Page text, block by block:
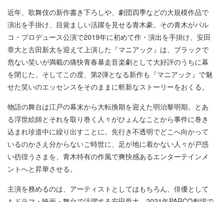
近年、歌舞伎の新作書き下ろしや、劇団四季などの大規模作品で
演出を手掛け、目覚ましい活躍を見せる青木豪。その青木がパル
コ・プロデュース公演で2019年に初めて作・演出を手掛け、安田
章大と古田新太を迎えて上演した『マニアック』は、ブラックで
危ない笑いが満載の痛快青春暴走音楽劇として大好評のうちに幕
を閉じた。そしてこの度、第2弾となる新作も『マニアック』で魅
せた笑いのエッセンスをそのままに斬新なストーリーをおくる。
物語の舞台は江戸の幕末から大転換期を迎えた明治黎明期。とあ
る浮世絵師とそれを取り巻く人々がひょんなことから事件に巻き
込まれ珍道中に繰り出すことに。先行き不透明でどこへ向かって
いるのかさえ分からないご時世に、足が地に着かない人々が戸惑
い彷徨うさまを、青木特有の作風で爽快感あるエンターテインメ
ントへと昇華させる。
主演を務めるのは、アーティストとしてはもちろん、俳優として